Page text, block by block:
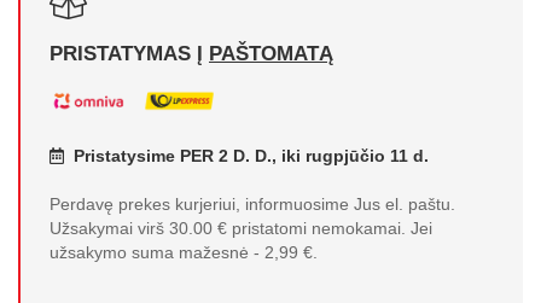
PRISTATYMAS Į PAŠTOMATĄ
Pristatysime PER 2 D. D., iki rugpjūčio 11 d.
Perdavę prekes kurjeriui, informuosime Jus el. paštu.
Užsakymai virš 30.00 € pristatomi nemokamai. Jei
užsakymo suma mažesnė - 2,99 €.